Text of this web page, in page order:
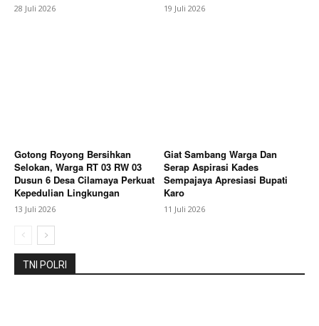
My account
Bagikan Artikel
Berita Lainnya
Sinergi Forkopimda Dengan Masyarakat
28 Juli 2026 19 Juli 2026
Gotong Royong Bersihkan
Selokan, Warga RT 03 RW 03
Dusun 6 Desa Cilamaya Perkuat
Kepedulian Lingkungan
13 Juli 2026
Giat Sambang Warga Dan
Serap Aspirasi Kades
Sempajaya Apresiasi Bupati
Karo
11 Juli 2026
TNI POLRI